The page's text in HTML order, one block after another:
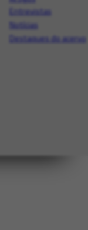
Entrevistas
Notícias
Destaques do acervo